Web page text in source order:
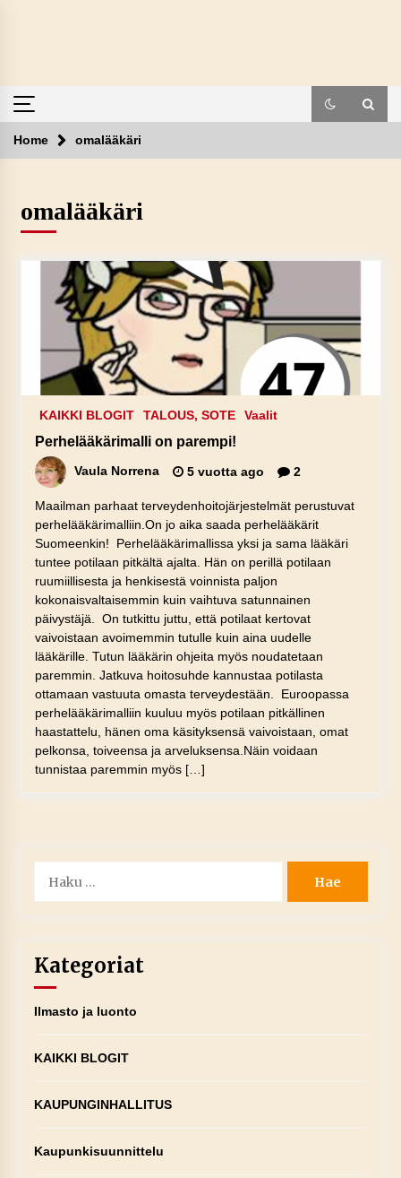
Home omalääkäri
omalääkäri
KAIKKI BLOGIT TALOUS, SOTE Vaalit
Perhelääkärimalli on parempi!
Vaula Norrena 5 vuotta ago 2
Maailman parhaat terveydenhoitojärjestelmät perustuvat
perhelääkärimalliin.On jo aika saada perhelääkärit
Suomeenkin! Perhelääkärimallissa yksi ja sama lääkäri
tuntee potilaan pitkältä ajalta. Hän on perillä potilaan
ruumiillisesta ja henkisestä voinnista paljon
kokonaisvaltaisemmin kuin vaihtuva satunnainen
päivystäjä. On tutkittu juttu, että potilaat kertovat
vaivoistaan avoimemmin tutulle kuin aina uudelle
lääkärille. Tutun lääkärin ohjeita myös noudatetaan
paremmin. Jatkuva hoitosuhde kannustaa potilasta
ottamaan vastuuta omasta terveydestään. Euroopassa
perhelääkärimalliin kuuluu myös potilaan pitkällinen
haastattelu, hänen oma käsityksensä vaivoistaan, omat
pelkonsa, toiveensa ja arveluksensa.Näin voidaan
tunnistaa paremmin myös […]
Kategoriat
Ilmasto ja luonto
KAIKKI BLOGIT
KAUPUNGINHALLITUS
Kaupunkisuunnittelu